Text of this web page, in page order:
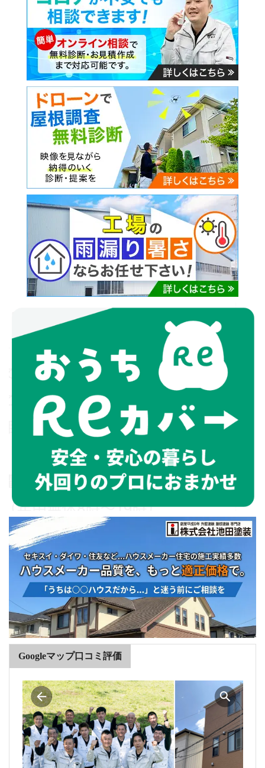
Googleマップ口コミ評価